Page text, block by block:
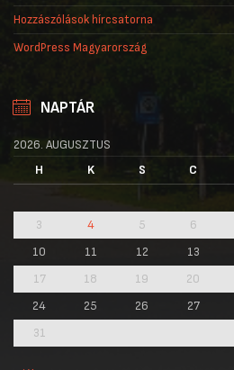
Hozzászólások hírcsatorna
WordPress Magyarország
NAPTÁR
2026. AUGUSZTUS
H
K S C
3
4 5 6
10
11 12 13
17
18 19 20
24
25 26 27
31